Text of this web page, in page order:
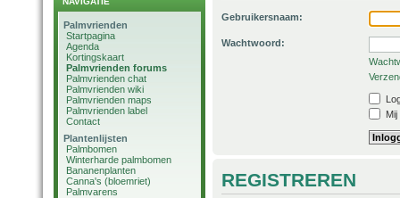
Palmvrienden
Startpagina
Agenda
Kortingskaart
Palmvrienden forums
Palmvrienden chat
Palmvrienden wiki
Palmvrienden maps
Palmvrienden label
Contact
Plantenlijsten
Palmbomen
Winterharde palmbomen
Bananenplanten
Canna's (bloemriet)
Palmvarens
Gebruikersnaam:
Wachtwoord:
REGISTREREN